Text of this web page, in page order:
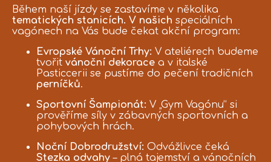
Sledujte novinky na Facebooku
Podívejte se na náš Instagram
Během naší jízdy se zastavíme v několika
tematických stanicích. V našich speciálních
vagónech na Vás bude čekat akční program:
Evropské Vánoční Trhy: V ateliérech budeme
tvořit vánoční dekorace a v italské
Pasticcerii se pustíme do pečení tradičních
perníčků.
Sportovní Šampionát: V „Gym Vagónu“ si
prověříme síly v zábavných sportovních a
pohybových hrách.
Noční Dobrodružství: Odvážlivce čeká
Stezka odvahy – plná tajemství a vánočních